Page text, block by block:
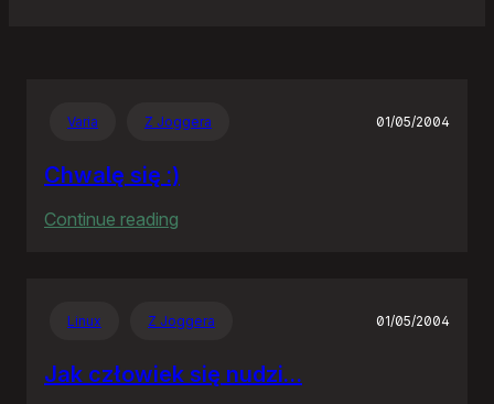
Varia Z Joggera 01/05/2004
Chwalę się :)
Continue reading
Linux Z Joggera 01/05/2004
Jak człowiek się nudzi…